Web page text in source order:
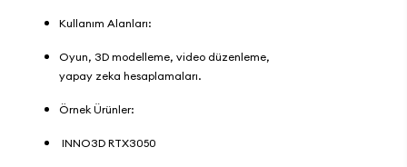
Kullanım Alanları:
Oyun, 3D modelleme, video düzenleme,
yapay zeka hesaplamaları.
Örnek Ürünler:
INNO3D RTX3050